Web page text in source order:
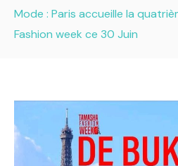
Nous
A propos
Projets
Culture
Success Story
Magazines
Emissions
Opportunités
Mode : Paris accueille la
Fashion week ce 30 Juin